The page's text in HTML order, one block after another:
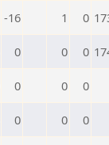
-16 1 0
0 0 0
0 0 0
0 0 0